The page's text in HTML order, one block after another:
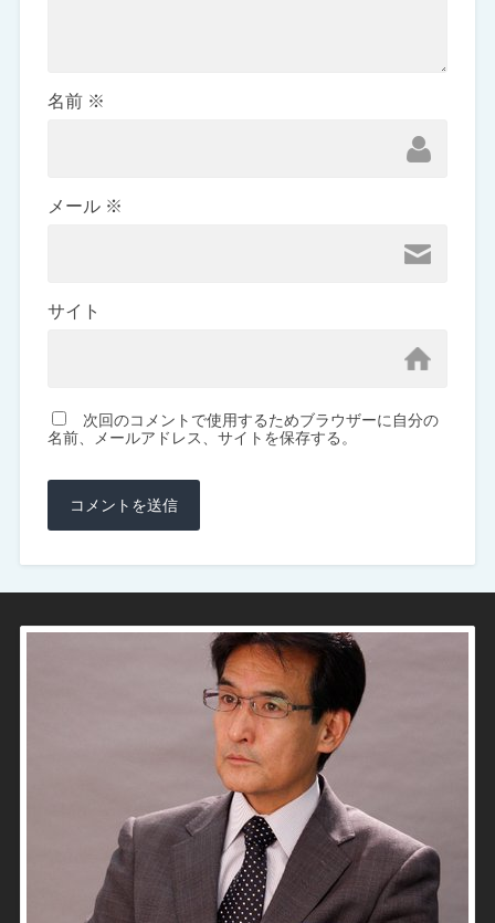
名前 ※
メール ※
サイト
次回のコメントで使用するためブラウザーに自分の
名前、メールアドレス、サイトを保存する。